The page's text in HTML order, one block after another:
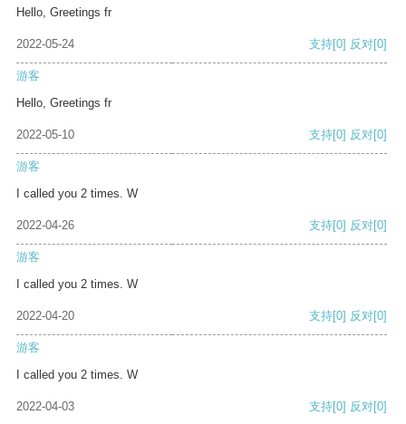
Hello, Greetings fr
2022-05-24 支持[0] 反对[0]
游客
Hello, Greetings fr
2022-05-10 支持[0] 反对[0]
游客
I called you 2 times. W
2022-04-26 支持[0] 反对[0]
游客
I called you 2 times. W
2022-04-20 支持[0] 反对[0]
游客
I called you 2 times. W
2022-04-03 支持[0] 反对[0]